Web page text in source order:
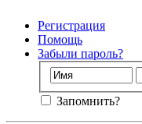
Регистрация
Помощь
Забыли пароль?
Запомнить?